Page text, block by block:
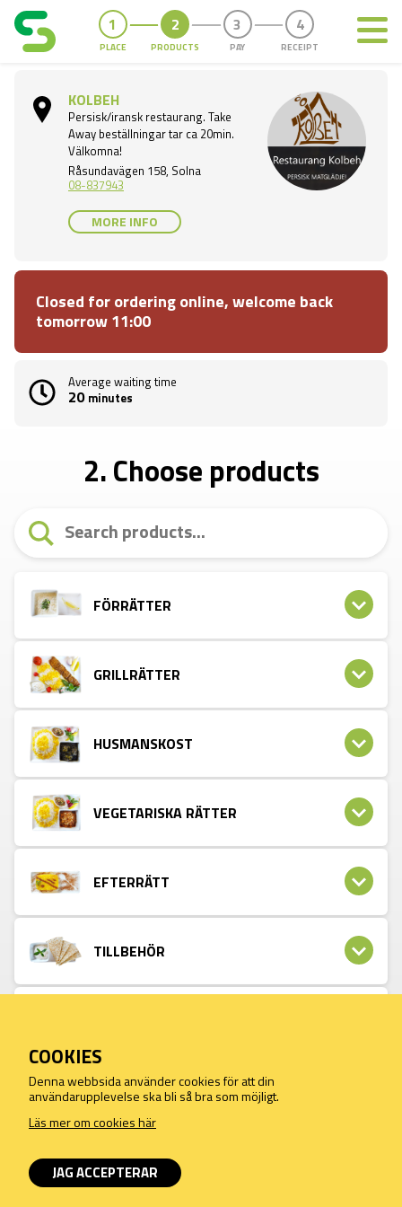
PLACE PRODUCTS PAY RECEIPT
KOLBEH
Persisk/iransk restaurang. Take
Away beställningar tar ca 20min.
Välkomna!
Råsundavägen 158, Solna
08-837943
MORE INFO
Closed for ordering online, welcome back
tomorrow 11:00
Average waiting time
20 minutes
2. Choose products
FÖRRÄTTER
GRILLRÄTTER
HUSMANSKOST
VEGETARISKA RÄTTER
EFTERRÄTT
TILLBEHÖR
When you make purchases on this site, you agree to our terms of
sale and privacy under GDPR
Read more about our terms and conditions
COOKIES
Denna webbsida använder cookies för att din
användarupplevelse ska bli så bra som möjligt.
Läs mer om cookies här
JAG ACCEPTERAR